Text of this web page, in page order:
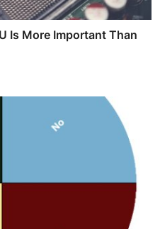
Is More Important Than